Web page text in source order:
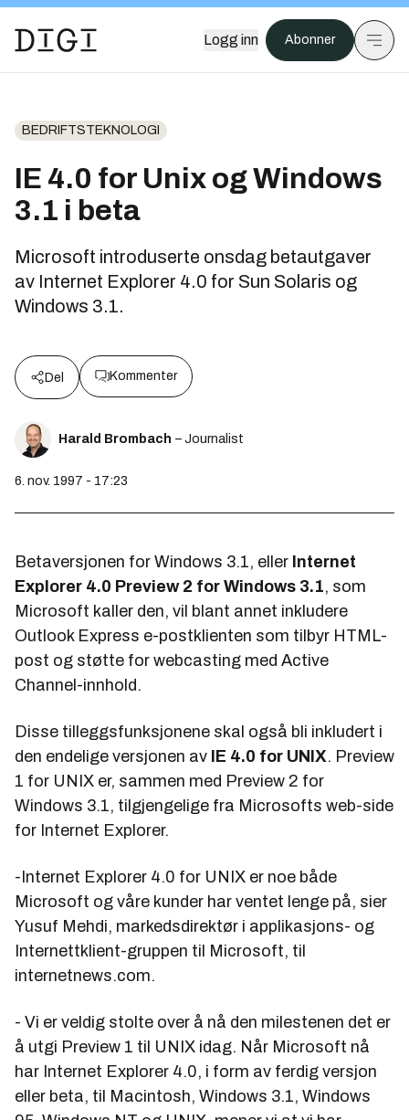
Logg inn Abonner
BEDRIFTSTEKNOLOGI
IE 4.0 for Unix og Windows
3.1 i beta
Microsoft introduserte onsdag betautgaver
av Internet Explorer 4.0 for Sun Solaris og
Windows 3.1.
Del Kommenter
Harald Brombach – Journalist
6. nov. 1997 - 17:23
Betaversjonen for Windows 3.1, eller Internet
Explorer 4.0 Preview 2 for Windows 3.1, som
Microsoft kaller den, vil blant annet inkludere
Outlook Express e-postklienten som tilbyr HTML-
post og støtte for webcasting med Active
Channel -innhold.
Disse tilleggsfunksjonene skal også bli inkludert i
den endelige versjonen av IE 4.0 for UNIX. Preview
1 for UNIX er, sammen med Preview 2 for
Windows 3.1, tilgjengelige fra Microsofts web-side
for Internet Explorer.
-Internet Explorer 4.0 for UNIX er noe både
Microsoft og våre kunder har ventet lenge på, sier
Yusuf Mehdi, markedsdirektør i applikasjons- og
Internettklient-gruppen til Microsoft, til
internetnews.com.
- Vi er veldig stolte over å nå den milestenen det er
å utgi Preview 1 til UNIX idag. Når Microsoft nå
har Internet Explorer 4.0, i form av ferdig versjon
eller beta, til Macintosh, Windows 3.1, Windows